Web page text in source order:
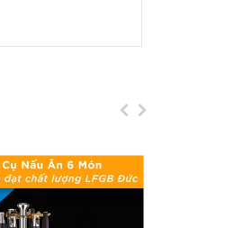
côn trùng, thích
dài mảnh, giúp
và đổ